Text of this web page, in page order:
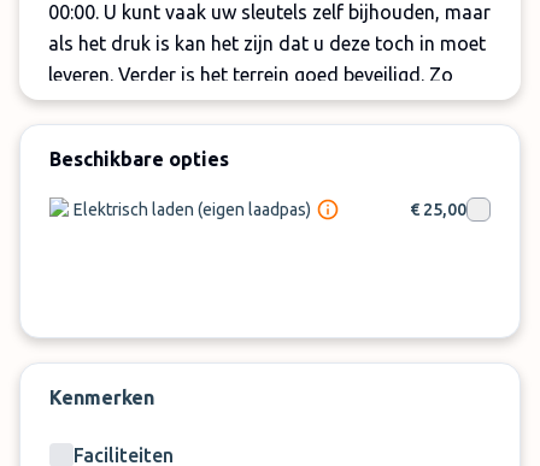
00:00. U kunt vaak uw sleutels zelf bijhouden, maar
als het druk is kan het zijn dat u deze toch in moet
leveren. Verder is het terrein goed beveiligd. Zo
wordt het terrein in de gaten gehouden door 24
afsluitende slagboom en beveiliger.
Daarnaast is het terrein verlicht in de donkere
weersomstandigheden.
Belangrijk:
Beschikbare opties
Elektrisch laden (eigen laadpas) € 25,00
Kenmerken
Faciliteiten